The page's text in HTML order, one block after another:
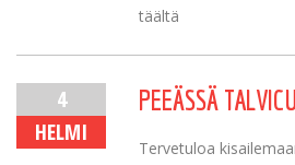
täältä
4
HELMI
PEEÄSSÄ
Tervetuloa